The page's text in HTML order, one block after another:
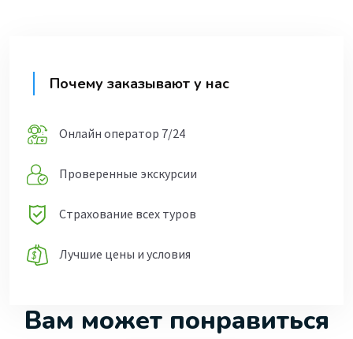
Почему заказывают у нас
Онлайн оператор 7/24
Проверенные экскурсии
Страхование всех туров
Лучшие цены и условия
Вам может понравиться